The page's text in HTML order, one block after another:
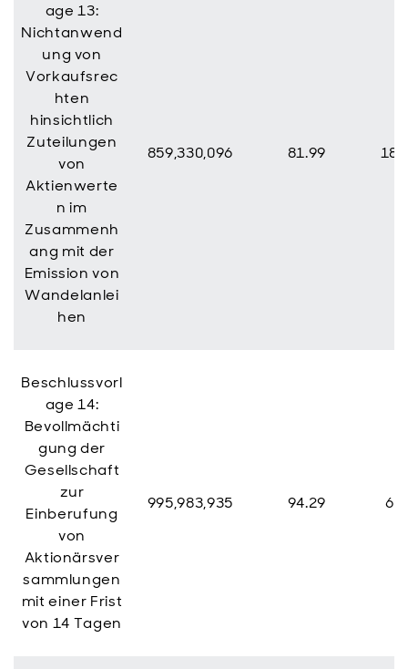
age 13:
Nichtanwend
ung von
Vorkaufsrec
hten
hinsichtlich
Zuteilungen
von
Aktienwerte
n im
Zusammenh
ang mit der
Emission von
Wandelanlei
hen
859,330,096 81.99
Beschlussvorl
age 14:
Bevollmächti
gung der
Gesellschaft
zur
Einberufung
von
Aktionärsver
sammlungen
mit einer Frist
von 14 Tagen
995,983,935 94.29